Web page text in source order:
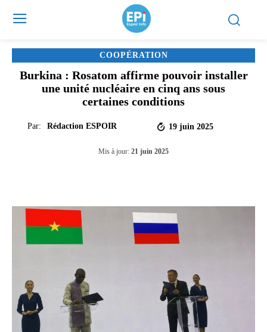
COOPÉRATION
Burkina : Rosatom affirme pouvoir installer
une unité nucléaire en cinq ans sous
certaines conditions
Par: Rédaction ESPOIR 19 juin 2025
Mis à jour: 21 juin 2025